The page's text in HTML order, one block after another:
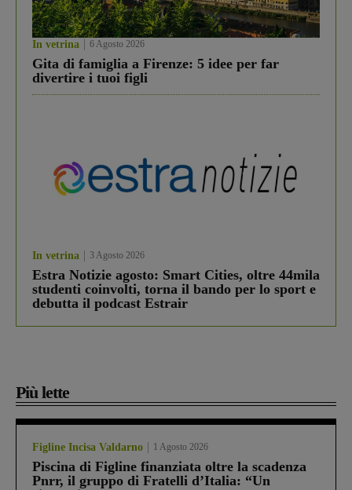
In vetrina 6 Agosto 2026
Gita di famiglia a Firenze: 5 idee per far
divertire i tuoi figli
In vetrina 3 Agosto 2026
Estra Notizie agosto: Smart Cities, oltre 44mila
studenti coinvolti, torna il bando per lo sport e
debutta il podcast Estrair
Più lette
Figline Incisa Valdarno 1 Agosto 2026
Piscina di Figline finanziata oltre la scadenza
Pnrr, il gruppo di Fratelli d’Italia: “Un